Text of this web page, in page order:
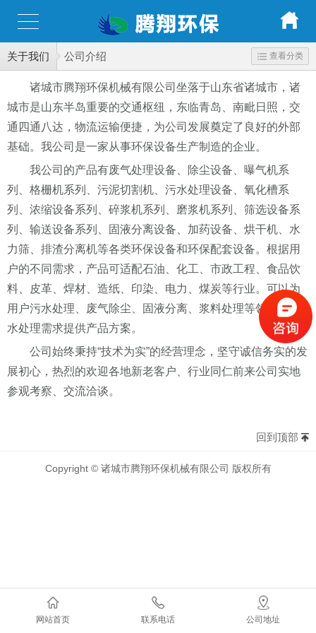
关于我们 公司介绍 查看分类
诸城市腾翔环保机械有限公司坐落于山东省诸城市，诸
城市是山东半岛重要的交通枢纽，东临青岛、南毗日照，交
通四通八达，物流运输便捷，为公司发展奠定了良好的外部
基础。我公司是一家从事环保设备生产制造的企业。
我公司的产品有废气处理设备、除尘设备、曝气机系
列、格栅机系列、污泥切割机、污水处理设备、氧化槽系
列、浓缩设备系列、碎浆机系列、磨浆机系列、筛选设备系
列、输送设备系列、固液分离设备、加药设备、烘干机、水
力筛、排渣分离机等各类环保设备和环保配套设备。根据用
户的不同需求，产品可适配石油、化工、市政工程、食品饮
料、皮革、焊材、造纸、印染、电力、煤炭等行业。可以为
用户污水处理、废气除尘、固液分离、浆料处理等领域的污
水处理需求提供产品方案。
公司始终秉持“技术为实”的经营理念，坚守诚信务实的发
展初心，热烈的欢迎各地新老客户、行业同仁前来公司实地
参观考察、交流洽谈。
回到顶部
Copyright © 诸城市腾翔环保机械有限公司 版权所有
网站首页 联系电话 公司地址